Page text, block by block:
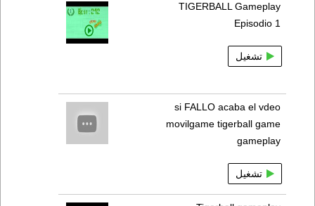
TIGERBALL Gameplay
Episodio 1
تشغيل
si FALLO acaba el vdeo
movilgame tigerball game
gameplay
تشغيل